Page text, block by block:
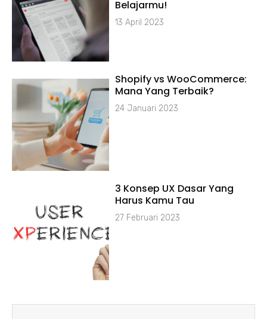
Belajarmu!
13 April 2023
Shopify vs WooCommerce:
Mana Yang Terbaik?
24 Januari 2023
3 Konsep UX Dasar Yang
Harus Kamu Tau
27 Februari 2023